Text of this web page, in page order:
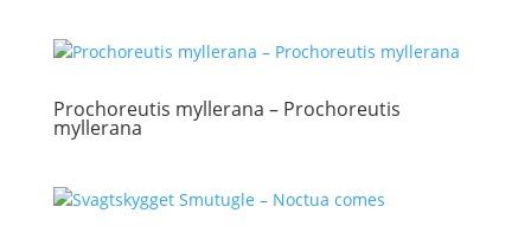
Prochoreutis myllerana – Prochoreutis
myllerana